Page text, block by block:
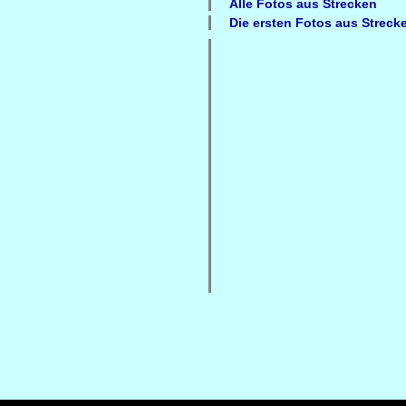
Alle Fotos aus Strecken
Die ersten Fotos aus